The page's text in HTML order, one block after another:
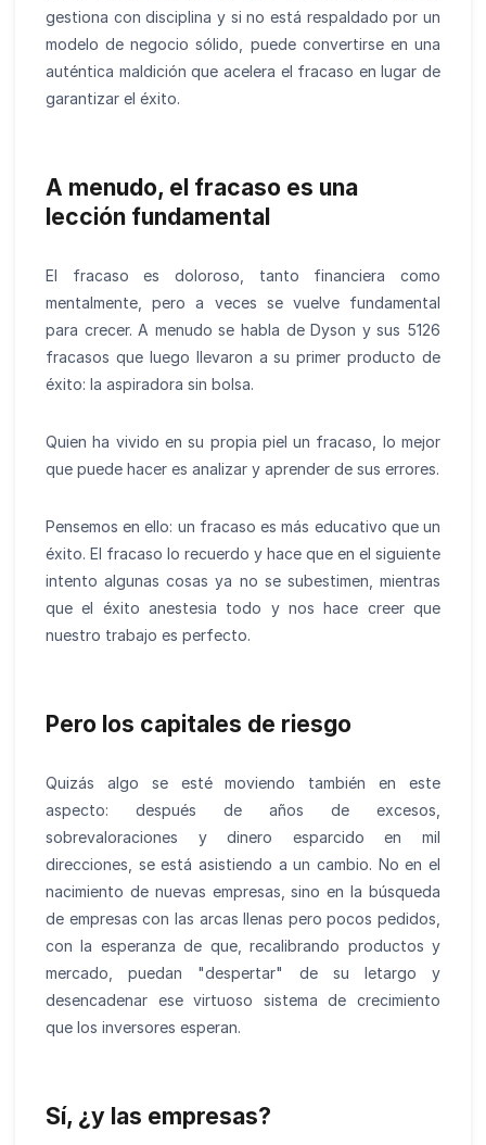
gestiona con disciplina y si no está respaldado por un
modelo de negocio sólido, puede convertirse en una
auténtica maldición que acelera el fracaso en lugar de
garantizar el éxito.
A menudo, el fracaso es una
lección fundamental
El fracaso es doloroso, tanto financiera como
mentalmente, pero a veces se vuelve fundamental
para crecer. A menudo se habla de Dyson y sus 5126
fracasos que luego llevaron a su primer producto de
éxito: la aspiradora sin bolsa.
Quien ha vivido en su propia piel un fracaso, lo mejor
que puede hacer es analizar y aprender de sus errores.
Pensemos en ello: un fracaso es más educativo que un
éxito. El fracaso lo recuerdo y hace que en el siguiente
intento algunas cosas ya no se subestimen, mientras
que el éxito anestesia todo y nos hace creer que
nuestro trabajo es perfecto.
Pero los capitales de riesgo
Quizás algo se esté moviendo también en este
aspecto: después de años de excesos,
sobrevaloraciones y dinero esparcido en mil
direcciones, se está asistiendo a un cambio. No en el
nacimiento de nuevas empresas, sino en la búsqueda
de empresas con las arcas llenas pero pocos pedidos,
con la esperanza de que, recalibrando productos y
mercado, puedan "despertar" de su letargo y
desencadenar ese virtuoso sistema de crecimiento
que los inversores esperan.
Sí, ¿y las empresas?